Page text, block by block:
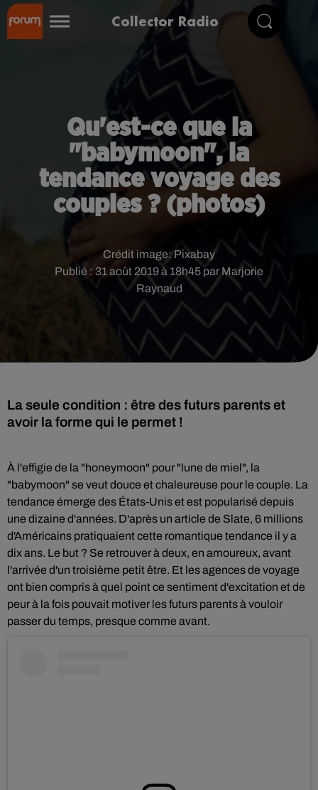
Collector Radio
Qu'est-ce que la
"babymoon", la
tendance voyage des
couples ? (photos)
Publié : 31 août 2019 à 18h45 par Marjorie
Raynaud
Crédit image: Pixabay
La seule condition : être des futurs parents et
avoir la forme qui le permet !
À l'effigie de la "honeymoon" pour "lune de miel", la
"babymoon" se veut douce et chaleureuse pour le couple. La
tendance émerge des États-Unis et est popularisé depuis
une dizaine d'années. D'après un article de Slate, 6 millions
d'Américains pratiquaient cette romantique tendance il y a
dix ans. Le but ? Se retrouver à deux, en amoureux, avant
l'arrivée d'un troisième petit être. Et les agences de voyage
ont bien compris à quel point ce sentiment d'excitation et de
peur à la fois pouvait motiver les futurs parents à vouloir
passer du temps, presque comme avant.